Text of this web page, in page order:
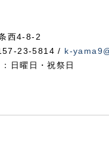
西4-8-2
23-5814 / k-
日曜日・祝祭日